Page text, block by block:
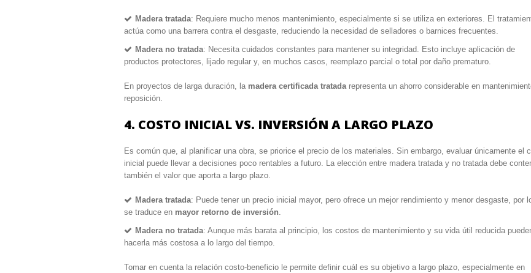
Madera tratada: Requiere mucho menos mantenimiento, especialmente si se utiliza en exteriores. El
actúa como una barrera contra el desgaste, reduciendo la necesidad de selladores o barnices frecuentes.
Madera no tratada: Necesita cuidados constantes para mantener su integridad. Esto incluye aplicación de
productos protectores, lijado regular y, en muchos casos, reemplazo parcial o total por daño prematuro.
En proyectos de larga duración, la madera certificada tratadarepresenta un ahorro considerable en
reposición.
4. COSTO INICIAL VS. INVERSIÓN A LARGO PLAZO
Es común que, al planificar una obra, se priorice el precio de los materiales. Sin embargo, evaluar únicamente el
inicial puede llevar a decisiones poco rentables a futuro. La elección entre madera tratada y no tratada debe
también el valor que aporta a largo plazo.
Madera tratada: Puede tener un precio inicial mayor, pero ofrece un mejor rendimiento y menor desgaste, por
se traduce en mayor retorno de inversión.
Madera no tratada: Aunque más barata al principio, los costos de mantenimiento y su vida útil reducida
hacerla más costosa a lo largo del tiempo.
Tomar en cuenta la relación costo-beneficio le permite definir cuál es su objetivo a largo plazo, especialmente en